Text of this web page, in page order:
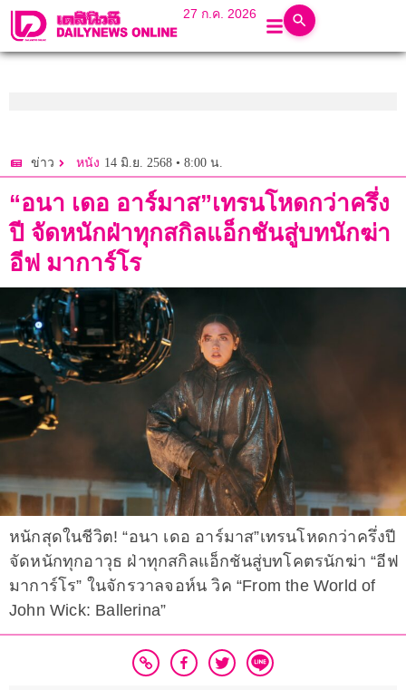
27 ก.ค. 2026
ข่าว หนัง 14 มิ.ย. 2568 • 8:00 น.
“อนา เดอ อาร์มาส”เทรนโหดกว่าครึ่ง
ปี จัดหนักฝ่าทุกสกิลแอ็กชันสู่บทนักฆ่า
อีฟ มาการ์โร
หนักสุดในชีวิต! “อนา เดอ อาร์มาส”เทรนโหดกว่าครึ่งปี
จัดหนักทุกอาวุธ ฝ่าทุกสกิลแอ็กชันสู่บทโคตรนักฆ่า “อีฟ
มาการ์โร” ในจักรวาลจอห์น วิค “From the World of
John Wick: Ballerina”